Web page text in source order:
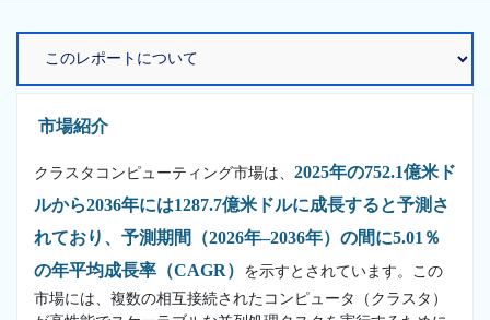
市場紹介
クラスタコンピューティング市場は、 2025年の752.1億米ド
ルから2036年には1287.7億米ドルに成長すると予測さ
れており、予測期間（2026年–2036年）の間に5.01％
の年平均成長率（CAGR）
を示すとされています。この
市場には、複数の相互接続されたコンピュータ（クラスタ）